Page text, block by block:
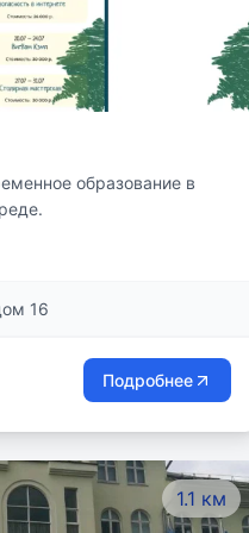
образование в
16
Подробнее
1.1 км